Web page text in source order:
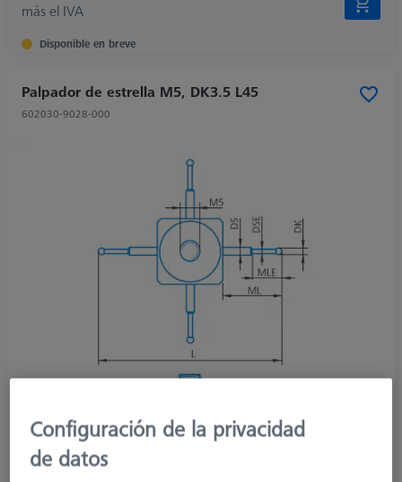
más el IVA
Disponible en breve
Palpador de estrella M5, DK3.5 L45
602030-9028-000
Configuración de la privacidad
de datos